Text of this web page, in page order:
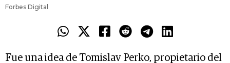
Forbes Digital
Fue una idea de Tomislav Perko, propietario del